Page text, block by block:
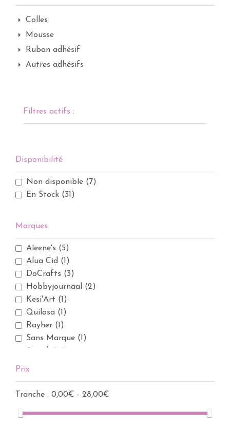
Colles
Mousse
Ruban adhésif
Autres adhésifs
Filtres actifs :
Disponibilité
Non disponible (7)
En Stock (31)
Marques
Aleene's (5)
Alua Cid (1)
DoCrafts (3)
Hobbyjournaal
(2)
Kesi'Art (1)
Quilosa (1)
Rayher (1)
Sans Marque (1)
Tonic Studio(2)
We R Memory Keepers(3)
Prix
Tranche : 0,00€ - 28,00€